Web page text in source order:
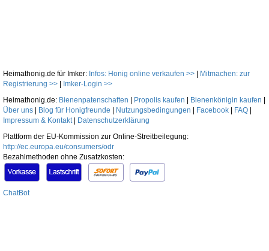
Heimathonig.de für Imker: Infos: Honig online verkaufen >>
Mitmachen: zur
Registrierung >>
Imker-Login >>
Heimathonig.de: Bienenpatenschaften Propolis kaufen Bienenkönigin kaufen
Über uns
Blog für Honigfreunde Nutzungsbedingungen Facebook FAQ
Impressum & Kontakt|
Datenschutzerklärung
Plattform der EU-Kommission zur Online-Streitbeilegung:
http://ec.europa.eu/consumers/odr
Bezahlmethoden ohne Zusatzkosten:
ChatBot